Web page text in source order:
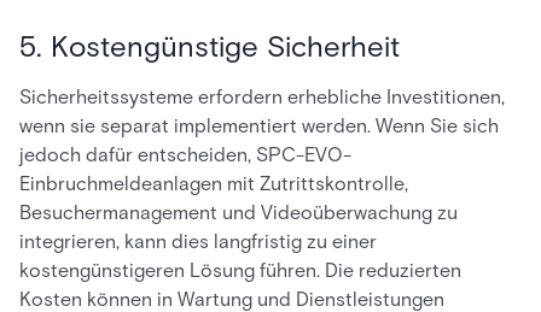
5. Kostengünstige Sicherheit
Sicherheitssysteme erfordern erhebliche Investitionen,
wenn sie separat implementiert werden. Wenn Sie sich
jedoch dafür entscheiden, SPC-EVO-
Einbruchmeldeanlagen mit Zutrittskontrolle,
Besuchermanagement und Videoüberwachung zu
integrieren, kann dies langfristig zu einer
kostengünstigeren Lösung führen. Die reduzierten
Kosten können in Wartung und Dienstleistungen